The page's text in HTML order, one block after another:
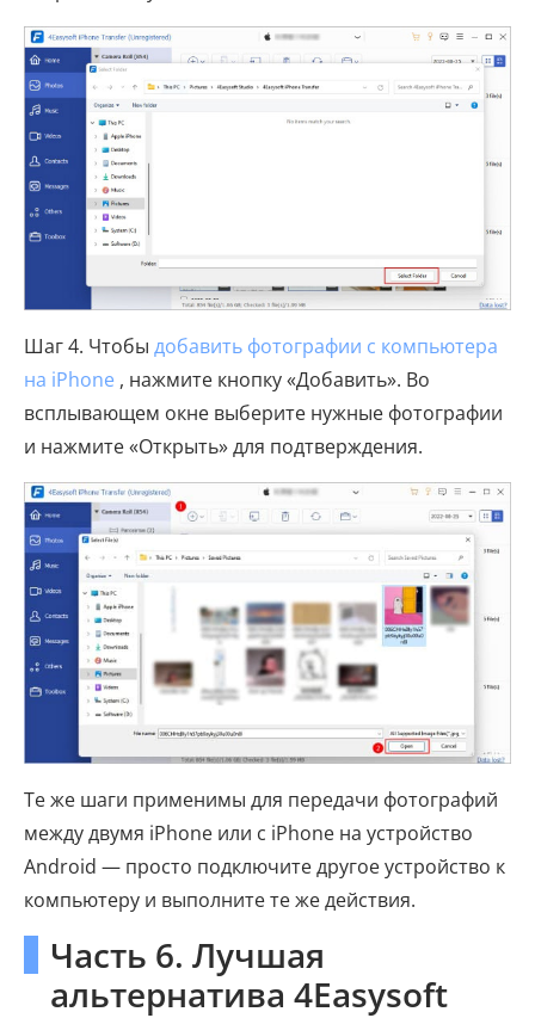
Шаг 4. Чтобы добавить фотографии с компьютера
на iPhone , нажмите кнопку «Добавить». Во
всплывающем окне выберите нужные фотографии
и нажмите «Открыть» для подтверждения.
Те же шаги применимы для передачи фотографий
между двумя iPhone или с iPhone на устройство
Android — просто подключите другое устройство к
компьютеру и выполните те же действия.
Часть 6. Лучшая
альтернатива 4Easysoft